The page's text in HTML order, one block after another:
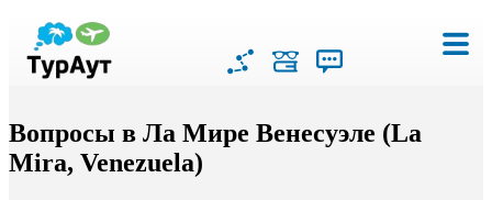
Вопросы в Ла Мире Венесуэле (La
Mira, Venezuela)